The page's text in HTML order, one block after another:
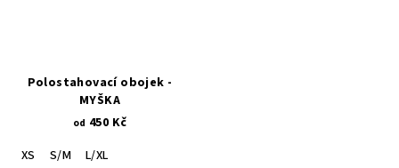
Polostahovací obojek -
MYŠKA
od 450 Kč
XS
S/M
L/XL